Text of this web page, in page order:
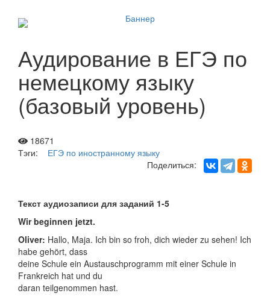
Аудирование в ЕГЭ по
немецкому языку
(базовый уровень)
18671
Тэги:
ЕГЭ по иностранному языку
Поделиться:
Текст аудиозаписи для заданий 1-5
Wir beginnen jetzt.
Oliver: Hallo, Maja. Ich bin so froh, dich wieder zu sehen! Ich
habe gehört, dass
deine Schule ein Austauschprogramm mit einer Schule in
Frankreich hat und du
daran teilgenommen hast.